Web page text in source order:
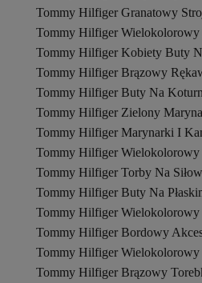
Tommy Hilfiger Granatowy
Tommy Hilfiger
Tommy Hilfiger Kobiety Buty
Tommy Hilfiger Brązowy
Tommy Hilfiger Buty Na
Tommy Hilfiger Zielony
Tommy Hilfiger Marynarki I
Tommy Hilfiger Wielokolorowy
Tommy Hilfiger Torby Na
Tommy Hilfiger Buty Na
Tommy Hilfiger Wielokolorowy
Tommy Hilfiger Bordowy
Tommy Hilfiger Wielokolorowy
Tommy Hilfiger Brązowy